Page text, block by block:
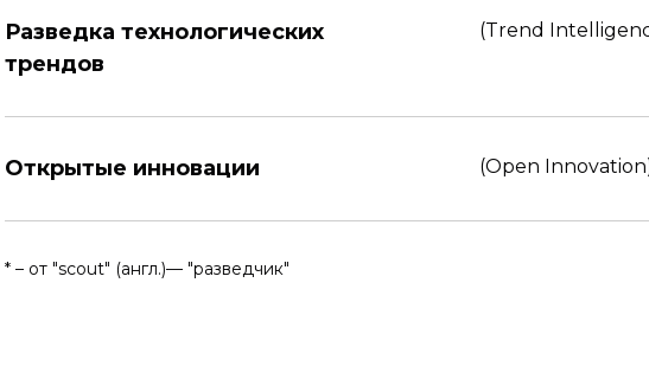
Разведка технологических
трендов
(Trend
Открытые инновации (Open
* – от "scout" (англ.)— "разведчик"